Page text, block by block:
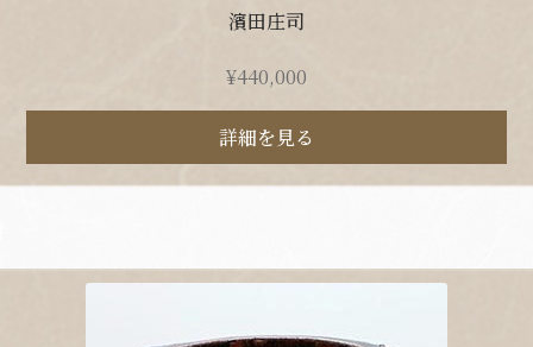
濱田庄司
¥440,000
詳細を見る